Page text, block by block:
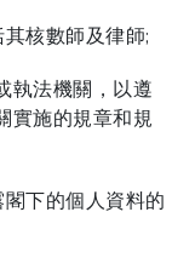
核數師及律師;
執法機關，以遵
實施的規章和規
下的個人資料的